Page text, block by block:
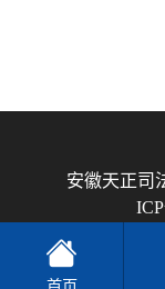
安徽天正